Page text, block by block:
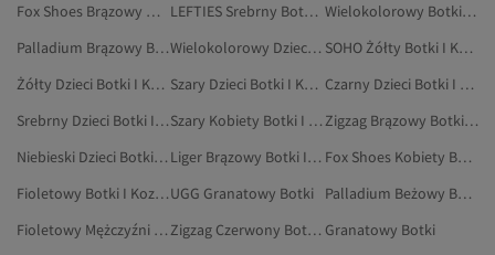
Fox Shoes Brązowy Wysokie Kozaki
LEFTIES Srebrny Botki I Kozaki
Wielokolorowy Botki I Kozaki
Palladium Brązowy Botki I Kozaki
Wielokolorowy Dzieci Botki I Kozaki
SOHO Żółty Botki I Kozaki
Żółty Dzieci Botki I Kozaki
Szary Dzieci Botki I Kozaki
Czarny Dzieci Botki I Kozaki
Srebrny Dzieci Botki I Kozaki
Szary Kobiety Botki I Kozaki
Zigzag Brązowy Botki I Kozaki
Niebieski Dzieci Botki I Kozaki
Liger Brązowy Botki I Kozaki
Fox Shoes Kobiety Botki
Fioletowy Botki I KozakiUGG Granatowy Botki
Palladium Beżowy Botki I Kozaki
Fioletowy Mężczyźni Botki I Kozaki
Zigzag Czerwony Botki I Kozaki Granatowy Botki